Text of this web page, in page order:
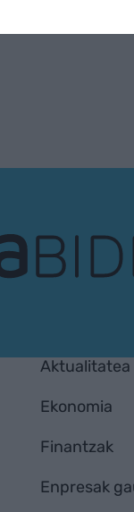
Aktualitatea
Ekonomia
Finantzak
Enpresak